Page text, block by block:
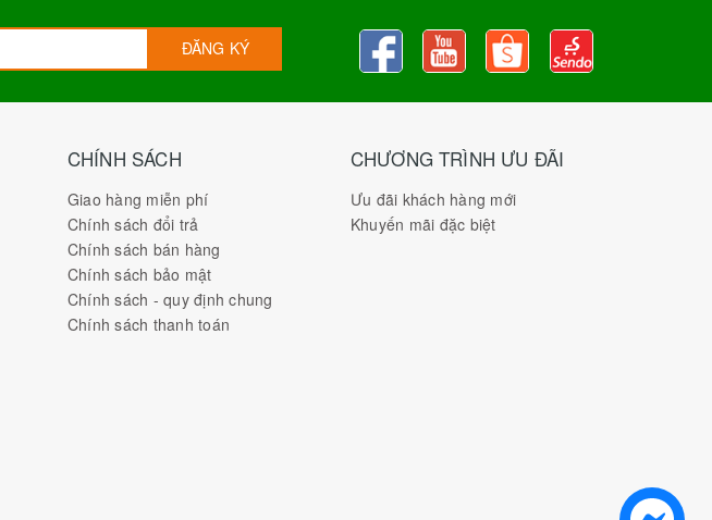
ĐĂNG KÝ
CHÍNH SÁCH
Giao hàng miễn phí
Chính sách đổi trả
Chính sách bán hàng
Chính sách bảo mật
Chính sách - quy định chung
Chính sách thanh toán
CHƯƠNG TRÌNH ƯU ĐÃI
Ưu đãi khách hàng mới
Khuyến mãi đặc biệt